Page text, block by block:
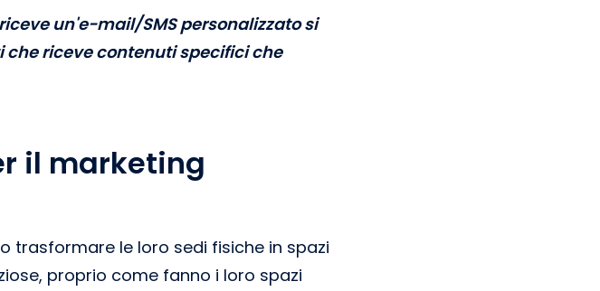
un'e-mail/SMS personalizzato si
che riceve contenuti specifici che
il marketing
trasformare le loro sedi fisiche in spazi
proprio come fanno i loro spazi